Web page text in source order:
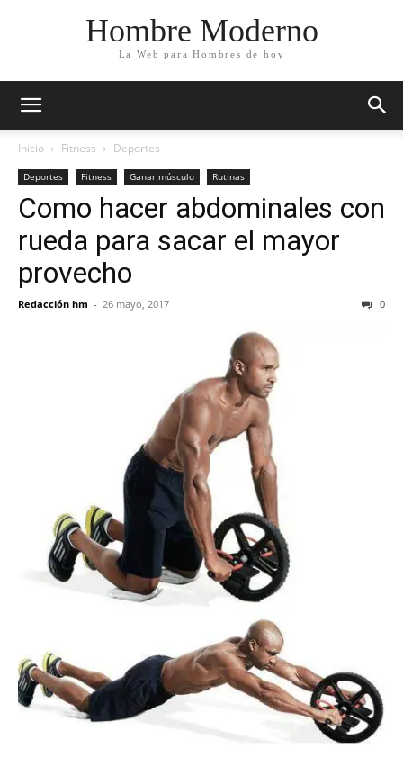
Hombre Moderno
La Web para Hombres de hoy
Inicio Fitness Deportes
Deportes Fitness Ganar músculo Rutinas
Como hacer abdominales con
rueda para sacar el mayor
provecho
Redacción hm - 26 mayo, 2017 0